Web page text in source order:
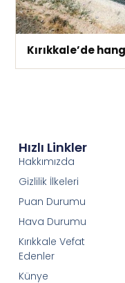
Kırıkkale’de
Hızlı Linkler
Hakkımızda
Gizlilik İlkeleri
Puan Durumu
Hava Durumu
Kırıkkale Vefat
Edenler
Künye